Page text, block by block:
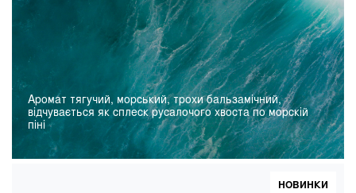
Аромат тягучий, морський, трохи бальзамічний,
відчувається як сплеск русалочого хвоста по морскій
піні
НОВИНКИ